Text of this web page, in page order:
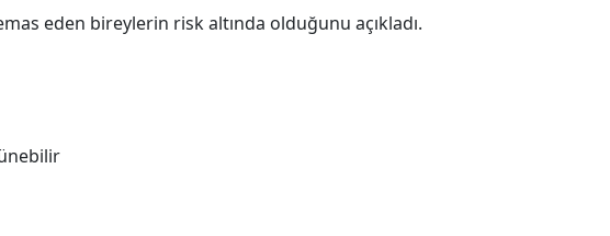
eden bireylerin risk altında olduğunu açıkladı.